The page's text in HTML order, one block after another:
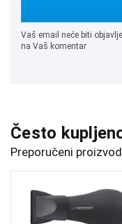
Vaš email neće biti
na Vaš komentar
Često
Preporučeni